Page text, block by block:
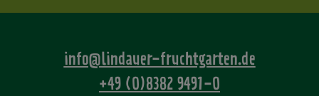
info@lindauer-fruchtgarten.de
+49 (0)8382 9491-0